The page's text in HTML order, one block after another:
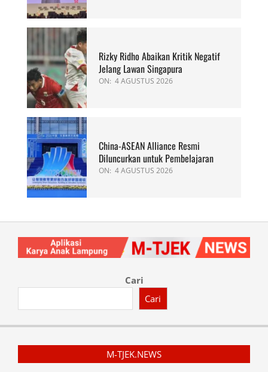
Rizky Ridho Abaikan Kritik Negatif
Jelang Lawan Singapura
ON: 4 AGUSTUS 2026
China-ASEAN Alliance Resmi
Diluncurkan untuk Pembelajaran
ON: 4 AGUSTUS 2026
Cari
Cari
M-TJEK.NEWS